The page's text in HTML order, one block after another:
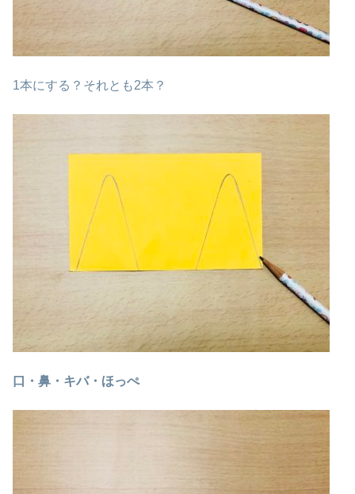
1本にする？それとも2本？
口・鼻・キバ・ほっぺ